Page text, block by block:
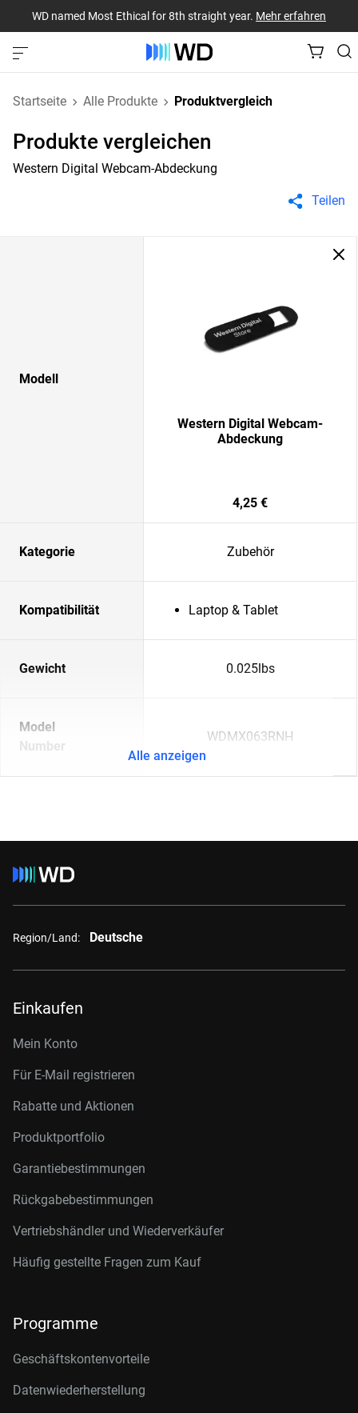
WD named Most Ethical for 8th straight year. Mehr erfahren
Startseite Alle Produkte Produktvergleich
Produkte vergleichen
Western Digital Webcam-Abdeckung
Teilen
Modell
Western Digital Webcam-
Abdeckung
4,25 €
Kategorie Zubehör
Kompatibilität Laptop & Tablet
Gewicht 0.025lbs
Model
Number
WDMX063RNH
Alle anzeigen
Region/Land: Deutsche
Einkaufen
Mein Konto
Für E-Mail registrieren
Rabatte und Aktionen
Produktportfolio
Garantiebestimmungen
Rückgabebestimmungen
Vertriebshändler und Wiederverkäufer
Häufig gestellte Fragen zum Kauf
Programme
Geschäftskontenvorteile
Datenwiederherstellung